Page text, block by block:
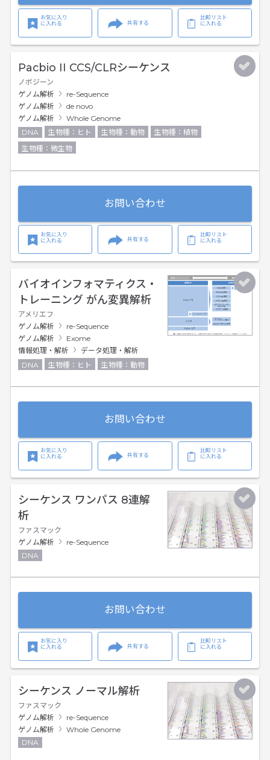
お気に入り
に入れる
共有する
比較リスト
に入れる
Pacbio II CCS/CLRシーケンス
ノボジーン
ゲノム解析
re-Sequence
ゲノム解析
de novo
ゲノム解析
Whole Genome
DNA
生物種：ヒト 生物種：動物
生物種：植物
生物種：微生物
お問い合わせ
お気に入り
に入れる
共有する
比較リスト
に入れる
バイオインフォマティクス・
トレーニング がん変異解析
アメリエフ
ゲノム解析
re-Sequence
ゲノム解析
Exome
情報処理・解析
データ処理・解析
DNA
生物種：ヒト 生物種：動物
お問い合わせ
お気に入り
に入れる
共有する
比較リスト
に入れる
シーケンス ワンパス 8連解
析
ファスマック
ゲノム解析
re-Sequence
DNA
お問い合わせ
お気に入り
に入れる
共有する
比較リスト
に入れる
シーケンス ノーマル解析
ファスマック
ゲノム解析
re-Sequence
ゲノム解析
Whole Genome
DNA